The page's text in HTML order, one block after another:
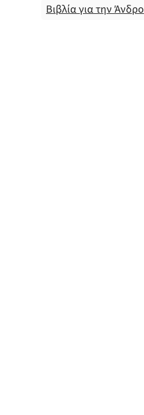
Βιβλία για την Άνδρο